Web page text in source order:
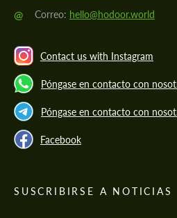
@ Correo: hello@hodoor.world
Contact us with Instagram
Póngase en contacto con
Póngase en contacto con
Facebook
SUSCRIBIRSE A NOTICIAS